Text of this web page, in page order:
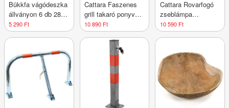
Bükkfa vágódeszka
állványon 6 db 28 x
11 x 12 cm
5 290 Ft
Cattara Faszenes
grill takaró ponyva
13040 ROYAL
10 890 Ft
Cattara Rovarfogó
zseblámpa
újratölthető
10 590 Ft